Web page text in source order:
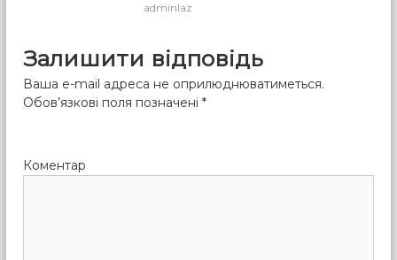
adminlaz
Залишити відповідь
Ваша e-mail адреса не оприлюднюватиметься.
Обов’язкові поля позначені*
Коментар